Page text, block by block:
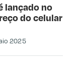
lançado no
do celular
2025